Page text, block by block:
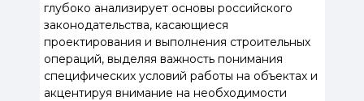
глубоко анализирует основы российского
законодательства, касающиеся
проектирования и выполнения строительных
операций, выделяя важность понимания
специфических условий работы на объектах и
акцентируя внимание на необходимости